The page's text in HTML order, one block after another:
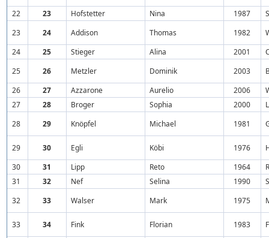
22
23 Hofstetter Nina 1987
23
24 Addison Thomas 1982
24
25 Stieger Alina 2001
25
26 Metzler Dominik 2003
26
27 Azzarone Aurelio 2006
27
28 Broger Sophia 2000
28
29 Knöpfel Michael 1981
29 30 Egli Köbi 1976
30
31 Lipp Reto 1964
31
32 Nef Selina 1990
32
33 Walser Mark 1975
33 34 Fink Florian 1983